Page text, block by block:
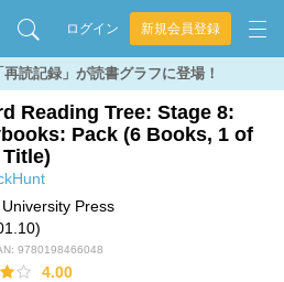
ログイン 新規会員登録
読記録」が読書グラフに登場！
Reading Tree: Stage 8:
Pack (6 Books, 1 of
Press
9780198466048
4.00